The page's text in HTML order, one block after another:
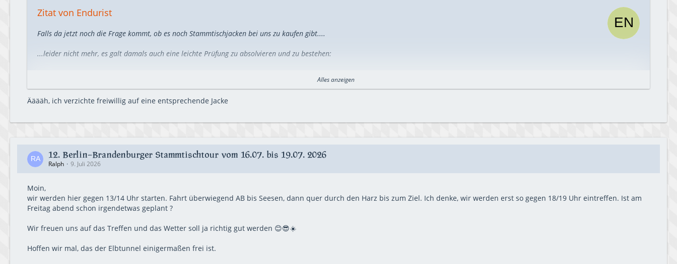
Zitat von Endurist
Falls da jetzt noch die Frage kommt, ob es noch Stammtischjacken bei uns zu kaufen gibt....
...leider nicht mehr, es galt damals auch eine leichte Prüfung zu absolvieren und zu bestehen:
Ob das die Wahrheit ist?
Alles anzeigen
Ääääh, ich verzichte freiwillig auf eine entsprechende Jacke
12. Berlin-Brandenburger Stammtischtour vom 16.07. bis 19.07. 2026
Ralph 9. Juli 2026
Moin,
wir werden hier gegen 13/14 Uhr starten. Fahrt überwiegend AB bis Seesen, dann quer durch den Harz bis zum Ziel. Ich denke, wir werden erst so gegen 18/19 Uhr eintreffen. Ist am
Freitag abend schon irgendetwas geplant ?
Wir freuen uns auf das Treffen und das Wetter soll ja richtig gut werden 😊😎☀️
Hoffen wir mal, das der Elbtunnel einigermaßen frei ist.